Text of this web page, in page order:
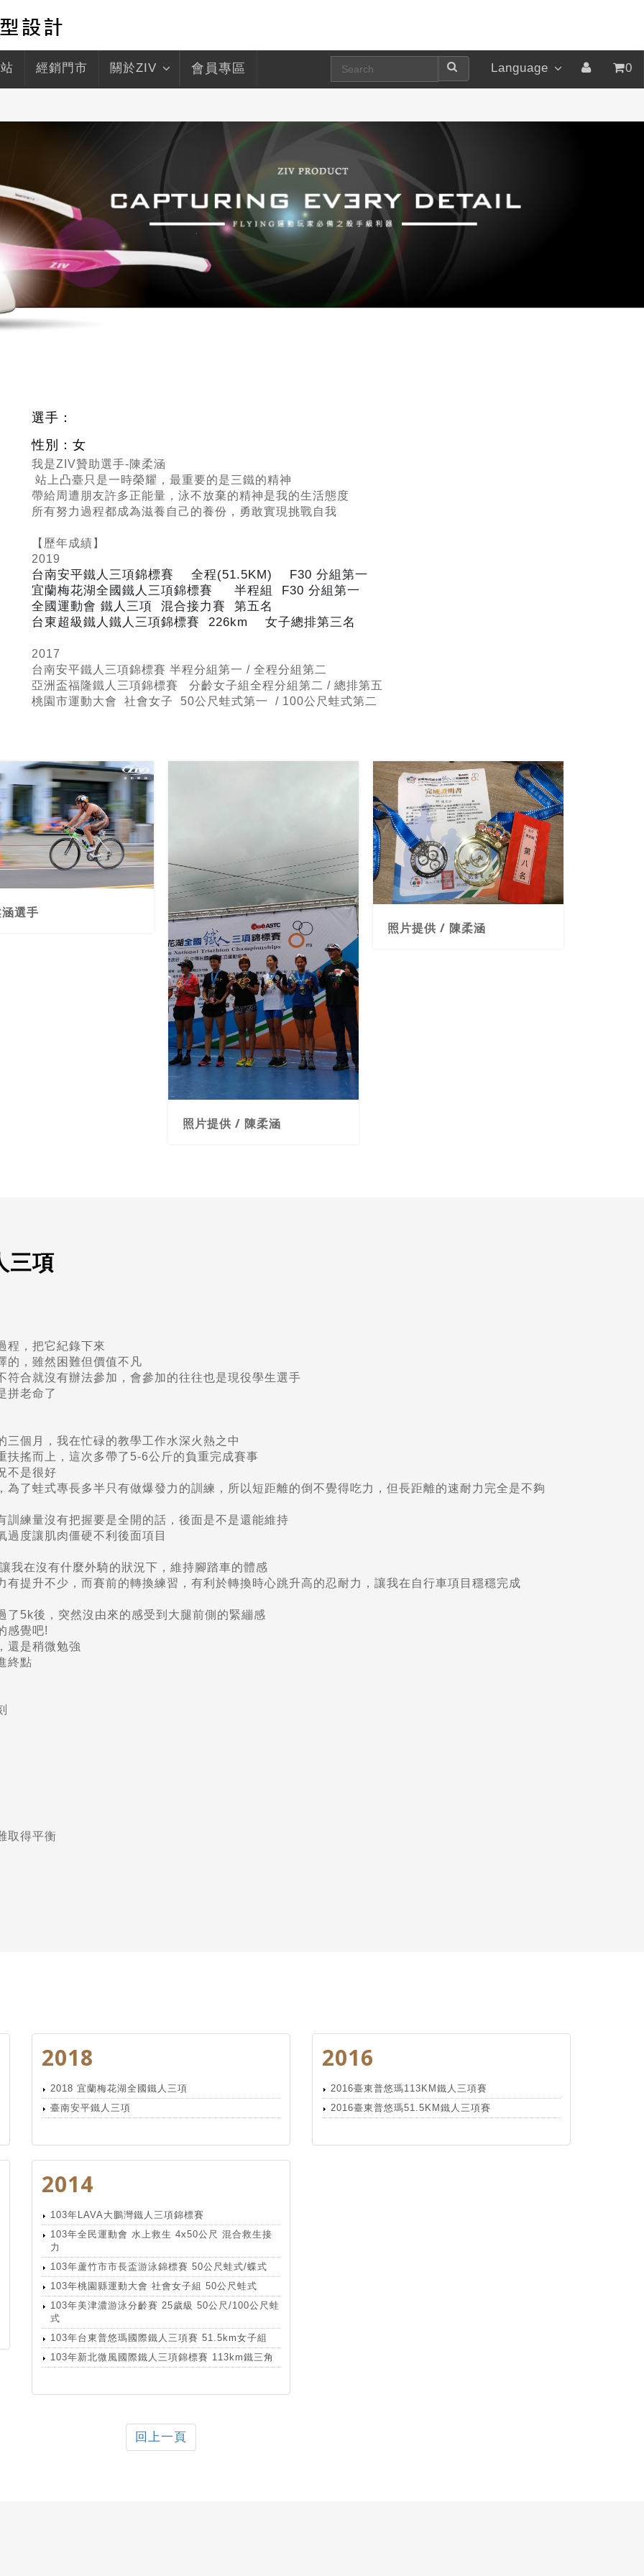
經銷門市 關於ZIV 會員專區 Language 0
選手：
性別：女
我是ZIV贊助選手-陳柔涵
站上凸臺只是一時榮耀，最重要的是三鐵的精神
帶給周遭朋友許多正能量，泳不放棄的精神是我的生活態度
所有努力過程都成為滋養自己的養份，勇敢實現挑戰自我
【歷年成績】
2019
台南安平鐵人三項錦標賽 全程(51.5KM) F30 分組第一
宜蘭梅花湖全國鐵人三項錦標賽 半程組 F30 分組第一
全國運動會 鐵人三項 混合接力賽 第五名
台東超級鐵人鐵人三項錦標賽 226km 女子總排第三名
2017
台南安平鐵人三項錦標賽 半程分組第一 / 全程分組第二
亞洲盃福隆鐵人三項錦標賽 分齡女子組全程分組第二 / 總排第五
桃園市運動大會 社會女子 50公尺蛙式第一 / 100公尺蛙式第二
選手
照片提供 / 陳柔涵
照片提供 / 陳柔涵
三項
程，把它紀錄下來
的，雖然困難但價值不凡
合就沒有辦法參加，會參加的往往也是現役學生選手
拼老命了
個月，我在忙碌的教學工作水深火熱之中
扶搖而上，這次多帶了5-6公斤的負重完成賽事
不是很好
了蛙式專長多半只有做爆發力的訓練，所以短距離的倒不覺得吃力，但長距離的速耐力完全是不夠
練量沒有把握要是全開的話，後面是不是還能維持
過度讓肌肉僵硬不利後面項目
我在沒有什麼外騎的狀況下，維持腳踏車的體感
提升不少，而賽前的轉換練習，有利於轉換時心跳升高的忍耐力，讓我在自行車項目穩穩完成
5k後，突然沒由來的感受到大腿前側的緊繃感
感覺吧!
還是稍微勉強
終點
取得平衡
2018
2018 宜蘭梅花湖全國鐵人三項
臺南安平鐵人三項
2016
2016臺東普悠瑪113KM鐵人三項賽
2016臺東普悠瑪51.5KM鐵人三項賽
2014
103年LAVA大鵬灣鐵人三項錦標賽
103年全民運動會 水上救生 4x50公尺 混合救生接
力
103年蘆竹市市長盃游泳錦標賽 50公尺蛙式/蝶式
103年桃園縣運動大會 社會女子組 50公尺蛙式
103年美津濃游泳分齡賽 25歲級 50公尺/100公尺蛙
式
103年台東普悠瑪國際鐵人三項賽 51.5km女子組
103年新北微風國際鐵人三項錦標賽 113km鐵三角
回上一頁